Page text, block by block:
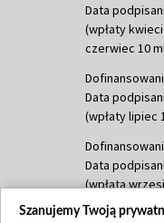
Data
(wpłaty
czerwiec 10
Data
(wpłaty lipiec
Data
(wpłata
Szanujemy Twoją